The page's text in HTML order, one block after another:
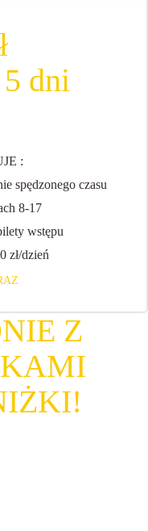
dni
:
spędzonego czasu
8-17
wstępu
zł/dzień
Z